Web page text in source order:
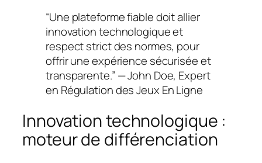
“Une plateforme fiable doit allier
innovation technologique et
respect strict des normes, pour
offrir une expérience sécurisée et
transparente.” — John Doe, Expert
en Régulation des Jeux En Ligne
Innovation technologique :
moteur de différenciation